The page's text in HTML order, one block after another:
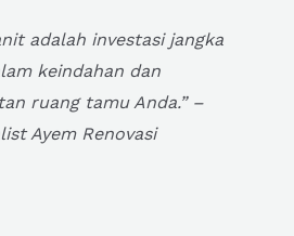
adalah investasi jangka
keindahan dan
ruang tamu Anda.” –
Ayem Renovasi